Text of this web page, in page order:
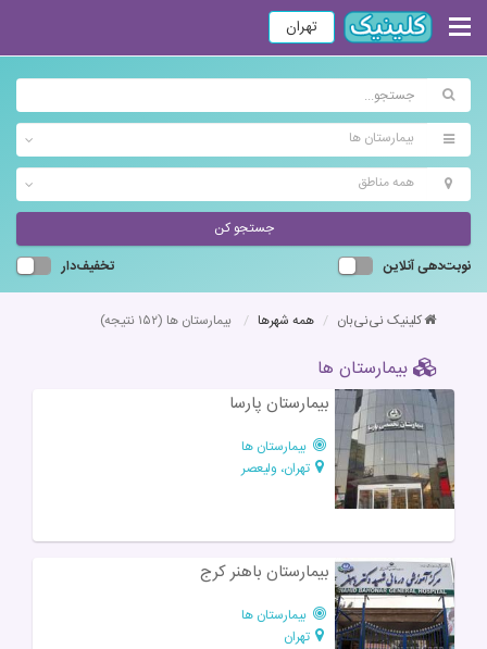
تهران
بیمارستان ها
همه مناطق
جستجو کن
نوبت‌دهی آنلاین
تخفیف‌دار
کلینیک نی‌نی‌بان همه شهرها بیمارستان ها (۱۵۲ نتیجه)
بیمارستان ها
بیمارستان پارسا
بیمارستان ها
تهران، ولیعصر
بیمارستان باهنر کرج
بیمارستان ها
تهران